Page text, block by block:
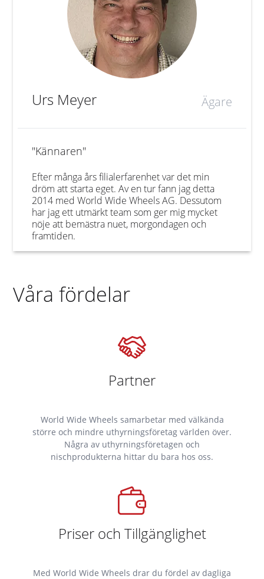
Urs Meyer Ägare
"Kännaren"
Efter många års filialerfarenhet var det min
dröm att starta eget. Av en tur fann jag detta
2014 med World Wide Wheels AG. Dessutom
har jag ett utmärkt team som ger mig mycket
nöje att bemästra nuet, morgondagen och
framtiden.
Våra fördelar
Partner
World Wide Wheels samarbetar med välkända
större och mindre uthyrningsföretag världen över.
Några av uthyrningsföretagen och
nischprodukterna hittar du bara hos oss.
Priser och Tillgänglighet
Med World Wide Wheels drar du fördel av dagliga